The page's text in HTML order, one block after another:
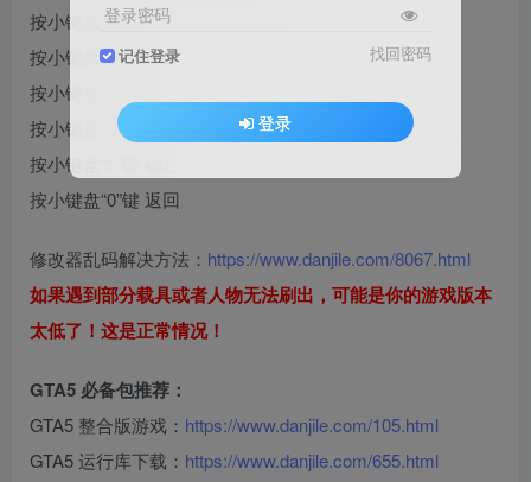
按小键盘“2”键 上
按小键盘“8”键 下
按小键盘“4”键 左
按小键盘“6”键 右
按小键盘“5”键 确定
按小键盘“0”键 返回
修改器乱码解决方法： https://www.danjile.com/8067.html
如果遇到部分载具或者人物无法刷出，可能是你的游戏版本
太低了！这是正常情况！
GTA5 必备包推荐：
GTA5 整合版游戏： https://www.danjile.com/105.html
GTA5 运行库下载： https://www.danjile.com/655.html
登录密码
记住登录 找回密码
登录